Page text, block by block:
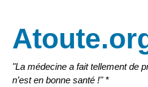
"La médecine a fait tellement de
n’est en bonne santé !" *